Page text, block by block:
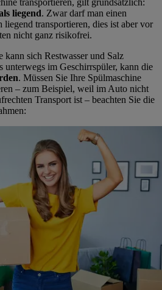
transportieren, gilt grundsätzlich:
liegend. Zwar darf man einen
transportieren, dies ist aber vor
nicht ganz risikofrei.
sich Restwasser und Salz
unterwegs im Geschirrspüler, kann die
. Müssen Sie Ihre Spülmaschine
– zum Beispiel, weil im Auto nicht
Transport ist – beachten Sie die